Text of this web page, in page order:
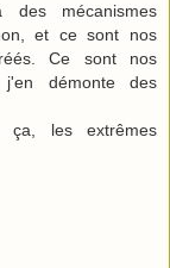
mécanismes
et ce sont nos
Ce sont nos
j'en démonte des
les extrêmes